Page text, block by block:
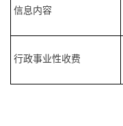
信息内容
行政事业性收费